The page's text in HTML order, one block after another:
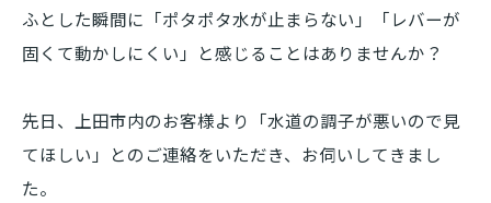
ふとした瞬間に「ポタポタ水が止まらない」「レバーが
固くて動かしにくい」と感じることはありませんか？
先日、上田市内のお客様より「水道の調子が悪いので見
てほしい」とのご連絡をいただき、お伺いしてきまし
た。